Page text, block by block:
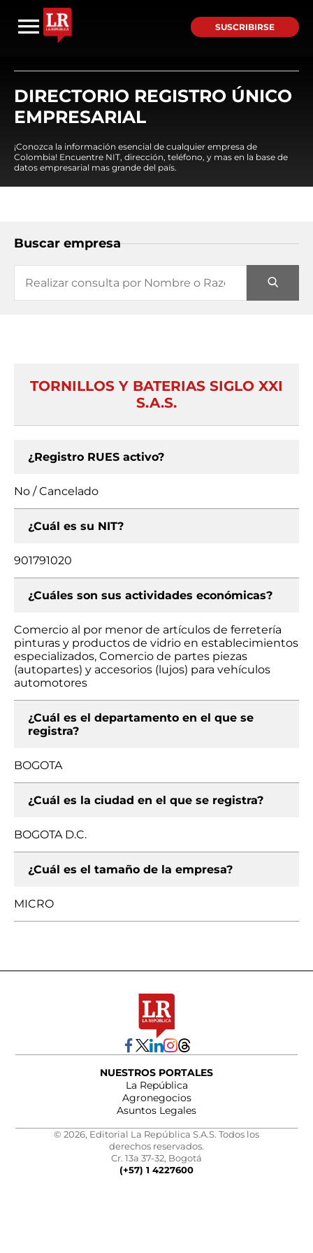
SUSCRIBIRSE
DIRECTORIO REGISTRO ÚNICO
EMPRESARIAL
¡Conozca la información esencial de cualquier empresa de
Colombia! Encuentre NIT, dirección, teléfono, y mas en la base de
datos empresarial mas grande del país.
Buscar empresa
TORNILLOS Y BATERIAS SIGLO XXI
S.A.S.
¿Registro RUES activo?
No / Cancelado
¿Cuál es su NIT?
901791020
¿Cuáles son sus actividades económicas?
Comercio al por menor de artículos de ferretería
pinturas y productos de vidrio en establecimientos
especializados, Comercio de partes piezas
(autopartes) y accesorios (lujos) para vehículos
automotores
¿Cuál es el departamento en el que se
registra?
BOGOTA
¿Cuál es la ciudad en el que se registra?
BOGOTA D.C.
¿Cuál es el tamaño de la empresa?
MICRO
NUESTROS PORTALES
La República
Agronegocios
Asuntos Legales
© 2026, Editorial La República S.A.S. Todos los
derechos reservados.
Cr. 13a 37-32, Bogotá
(+57) 1 4227600